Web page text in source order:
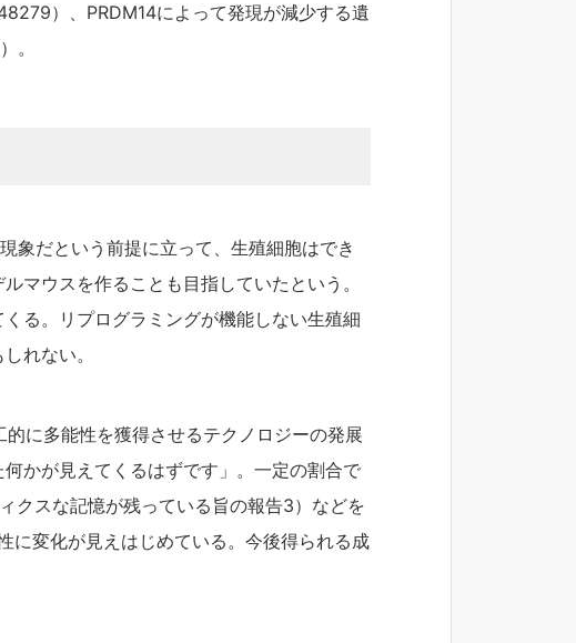
）、PRDM14によって発現が減少する遺
。
象だという前提に立って、生殖細胞はでき
マウスを作ることも目指していたという。
る。リプログラミングが機能しない生殖細
れない。
に多能性を獲得させるテクノロジーの発展
かが見えてくるはずです」。一定の割合で
クスな記憶が残っている旨の報告3）などを
に変化が見えはじめている。今後得られる成